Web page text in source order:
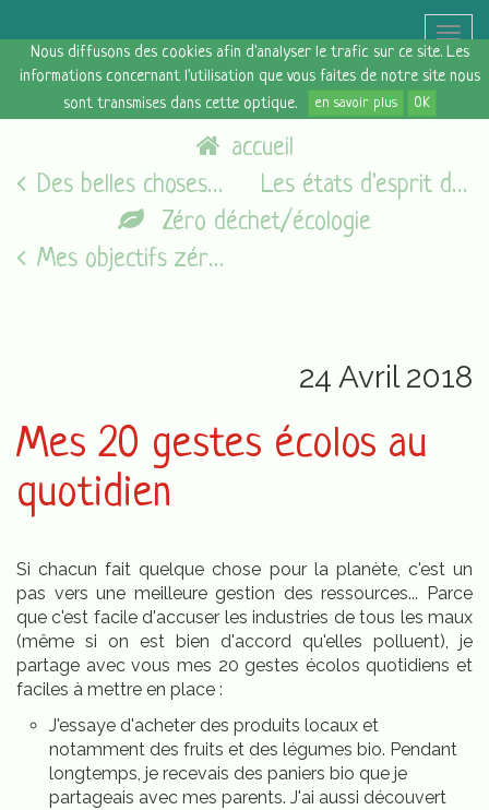
Nous diffusons des cookies afin d'analyser le trafic sur ce site. Les
informations concernant l'utilisation que vous faites de notre site nous
sont transmises dans cette optique.
en savoir plus OK
Toggle
accueil
Des belles choses [22 avril 2018]
Les états d'esprit du vendredi [27/04/18]
Zéro déchet/écologie
Mes objectifs zéro déchet poste par poste : buts et bilan
24 Avril 2018
Mes 20 gestes écolos au
quotidien
Si chacun fait quelque chose pour la planète, c'est un
pas vers une meilleure gestion des ressources... Parce
que c'est facile d'accuser les industries de tous les maux
(même si on est bien d'accord qu'elles polluent), je
partage avec vous mes 20 gestes écolos quotidiens et
faciles à mettre en place :
J'essaye d'acheter des produits locaux et
notamment des fruits et des légumes bio. Pendant
longtemps, je recevais des paniers bio que je
partageais avec mes parents. J'ai aussi découvert